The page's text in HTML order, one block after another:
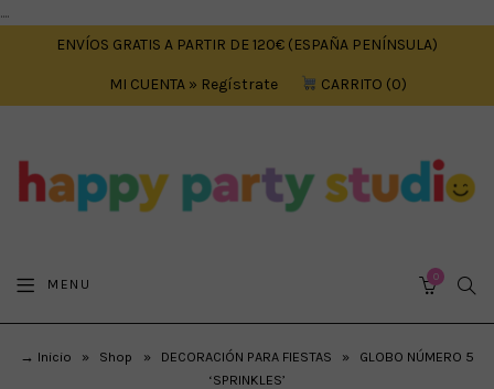
....
ENVÍOS GRATIS A PARTIR DE 120€ (ESPAÑA PENÍNSULA)
MI CUENTA » Regístrate CARRITO 0
MENU 0
→ Inicio » Shop » DECORACIÓN PARA FIESTAS »
GLOBO NÚMERO 5
‘SPRINKLES’